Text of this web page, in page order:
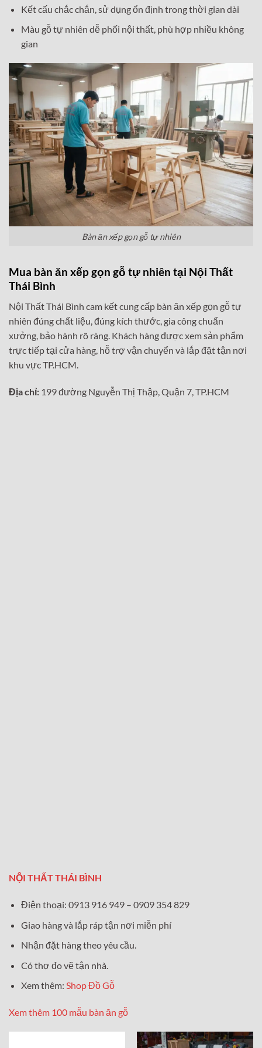
Kết cấu chắc chắn, sử dụng ổn định trong thời gian dài
Màu gỗ tự nhiên dễ phối nội thất, phù hợp nhiều không
gian
Bàn ăn xếp gọn gỗ tự nhiên
Mua bàn ăn xếp gọn gỗ tự nhiên tại Nội Thất
Thái Bình
Nội Thất Thái Bình cam kết cung cấp bàn ăn xếp gọn gỗ tự
nhiên đúng chất liệu, đúng kích thước, gia công chuẩn
xưởng, bảo hành rõ ràng. Khách hàng được xem sản phẩm
trực tiếp tại cửa hàng, hỗ trợ vận chuyển và lắp đặt tận nơi
khu vực TP.HCM.
Địa chỉ: 199 đường Nguyễn Thị Thập, Quận 7, TP.HCM
NỘI THẤT THÁI BÌNH
Điện thoại: 0913 916 949 – 0909 354 829
Giao hàng và lắp ráp tận nơi miễn phí
Nhận đặt hàng theo yêu cầu.
Có thợ đo vẽ tận nhà.
Xem thêm: Shop Đồ Gỗ
Xem thêm 100 mẫu bàn ăn gỗ